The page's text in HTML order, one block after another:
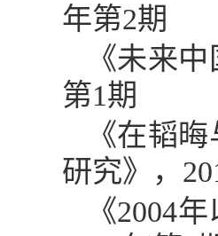
年第2期
《未来
第1期
《在韬
研究》，
《2004年